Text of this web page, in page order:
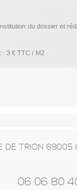
du dossier et
: 3 € TTC / M2
DE TRION 69005
06 06 80